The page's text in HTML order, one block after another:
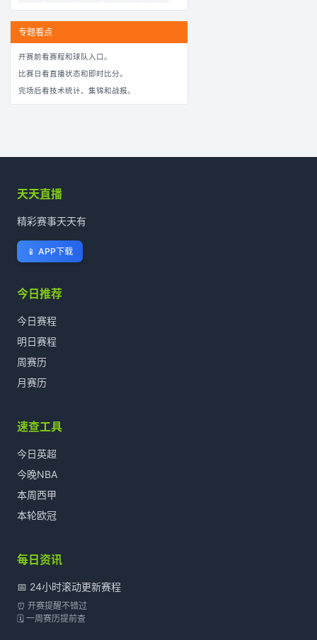
专题看点
开赛前看赛程和球队入口。
比赛日看直播状态和即时比分。
完场后看技术统计、集锦和战报。
天天直播
精彩赛事天天有
📱 APP下载
今日推荐
今日赛程
明日赛程
周赛历
月赛历
速查工具
今日英超
今晚NBA
本周西甲
本轮欧冠
每日资讯
📅 24小时滚动更新赛程
⏰ 开赛提醒不错过
🗓️ 一周赛历提前查